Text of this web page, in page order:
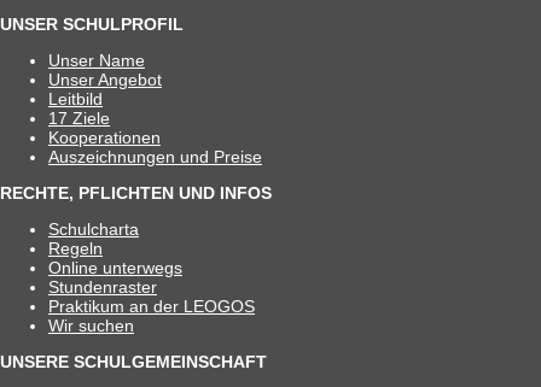
UNSER SCHULPROFIL
Unser Name
Unser Ange­bot
Leit­bild
17 Ziele
Koope­ra­tio­nen
Aus­zeich­nun­gen und Preise
RECHTE, PFLICHTEN UND INFOS
Schul­charta
Regeln
Online unter­wegs
Stun­den­ras­ter
Prak­ti­kum an der LEOGOS
Wir suchen
UNSERE SCHULGEMEINSCHAFT